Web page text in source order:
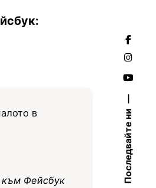
Последвайте ни
в
към Фейсбук